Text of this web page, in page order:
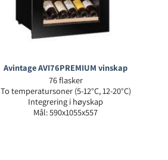
Avintage AVI76PREMIUM vinskap
76 flasker
To temperatursoner (5-12°C, 12-20°C)
Integrering i høyskap
Mål: 590x1055x557